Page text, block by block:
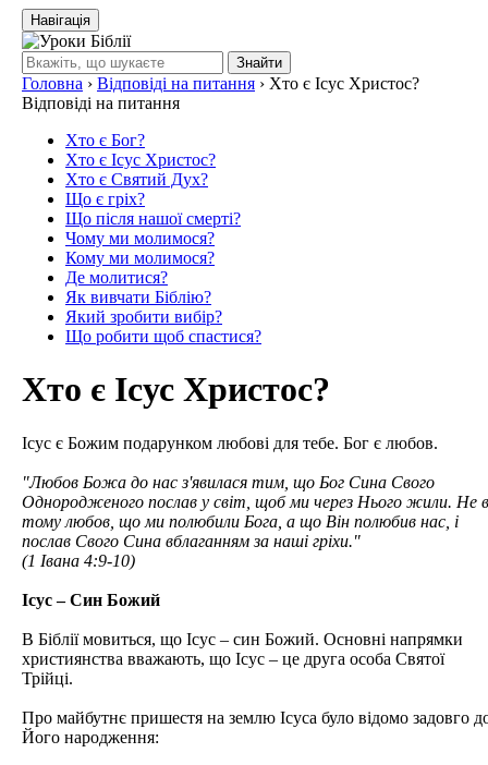
Навігація
Знайти
Головна › Відповіді на питання › Хто є Ісус Христос?
Відповіді на питання
Хто є Бог?
Хто є Ісус Христос?
Хто є Святий Дух?
Що є гріх?
Що після нашої смерті?
Чому ми молимося?
Кому ми молимося?
Де молитися?
Як вивчати Біблію?
Який зробити вибір?
Що робити щоб спастися?
Хто є Ісус Христос?
Ісус є Божим подарунком любові для тебе. Бог є любов.
"Любов Божа до нас з'явилася тим, що Бог Сина Свого
Однородженого послав у світ, щоб ми через Нього жили. Не в
тому любов, що ми полюбили Бога, а що Він полюбив нас, і
послав Свого Сина вблаганням за наші гріхи."
(1 Івана 4:9-10)
Ісус – Син Божий
В Біблії мовиться, що Ісус – син Божий. Основні напрямки
християнства вважають, що Ісус – це друга особа Святої
Трійці.
Про майбутнє пришестя на землю Ісуса було відомо задовго
Його народження: